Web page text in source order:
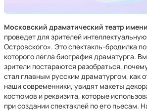
Московский драматический театр
проведет для зрителей
Островского». Это спектакль-бродилка
которого легла биография драматурга.
зрители постараются разобраться,
стал главным русским драматургом, как
наши современники, увидят макеты
костюмов и реквизита, которые
при создании спектаклей по его пьесам.